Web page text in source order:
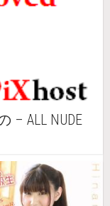
– ALL NUDE